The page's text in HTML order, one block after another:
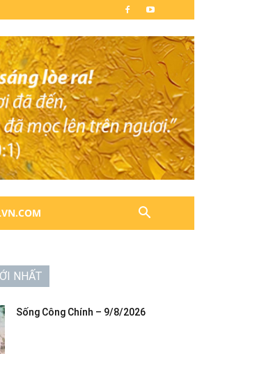
NHẤT
Sống Công Chính – 9/8/2026